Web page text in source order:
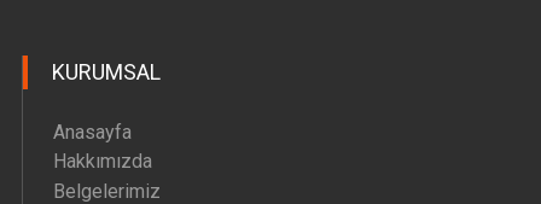
KURUMSAL
Anasayfa
Hakkımızda
Belgelerimiz